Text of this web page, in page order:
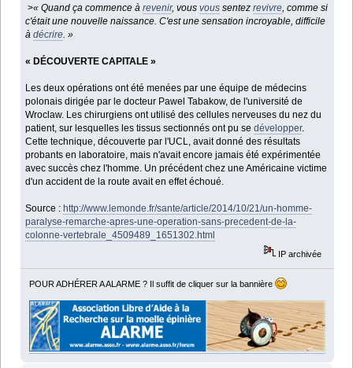
>« Quand ça commence àrevenir, vousvous sentezrevivre , comme si
c'était une nouvelle naissance. C'est une sensation incroyable, difficile
àdécrire . »
« DÉCOUVERTE CAPITALE »
Les deux opérations ont été menées par une équipe de médecins
polonais dirigée par le docteur Pawel Tabakow, de l'université de
Wroclaw. Les chirurgiens ont utilisé des cellules nerveuses du nez du
patient, sur lesquelles les tissus sectionnés ont pu sedévelopper.
Cette technique, découverte par l'UCL, avait donné des résultats
probants en laboratoire, mais n'avait encore jamais été expérimentée
avec succès chez l'homme. Un précédent chez une Américaine victime
d'un accident de la route avait en effet échoué.
Source :http://www.lemonde.fr/sante/article/2014/10/21/un-homme-
paralyse-remarche-apres-une-operation-sans-precedent-de-la-
colonne-vertebrale_4509489_1651302.html
IP archivée
POUR ADHÉRER A ALARME ? Il suffit de cliquer sur la bannière